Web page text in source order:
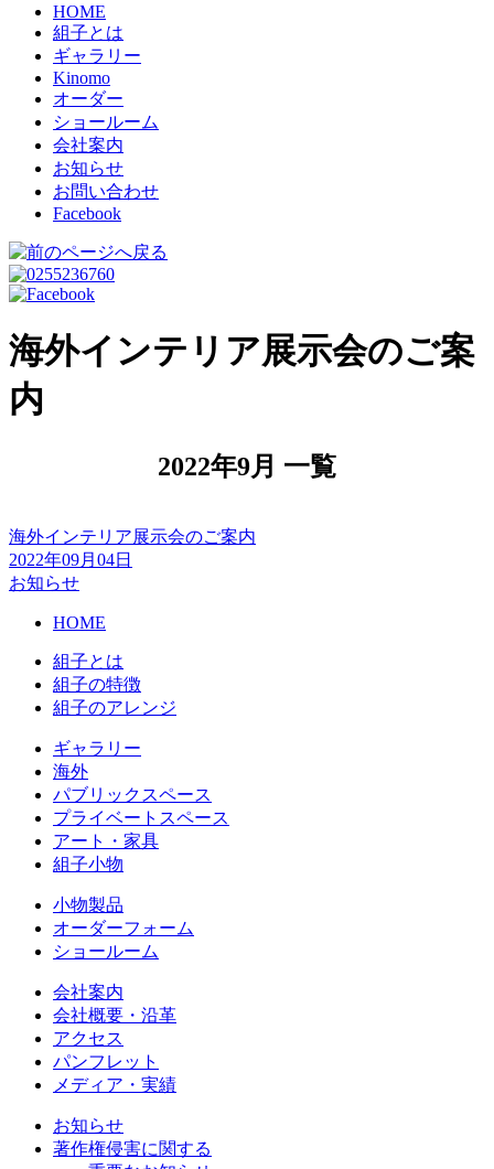
HOME
組子とは
ギャラリー
Kinomo
オーダー
ショールーム
会社案内
お知らせ
お問い合わせ
Facebook
海外インテリア展示会のご案
内
2022年9月 一覧
海外インテリア展示会のご案内
2022年09月04日
お知らせ
HOME
組子とは
組子の特徴
組子のアレンジ
ギャラリー
海外
パブリックスペース
プライベートスペース
アート・家具
組子小物
小物製品
オーダーフォーム
ショールーム
会社案内
会社概要・沿革
アクセス
パンフレット
メディア・実績
お知らせ
著作権侵害に関する